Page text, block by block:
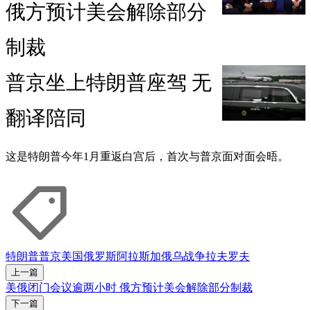
俄方预计美会解除部分
制裁
普京坐上特朗普座驾 无
翻译陪同
这是特朗普今年1月重返白宫后，首次与普京面对面会晤。
特朗普普京美国俄罗斯阿拉斯加俄乌战争拉夫罗夫
上一篇
美俄闭门会议逾两小时 俄方预计美会解除部分制裁
下一篇